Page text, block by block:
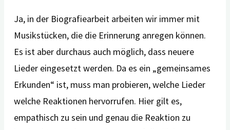
Ja, in der Biografiearbeit arbeiten wir immer mit
Musikstücken, die die Erinnerung anregen können.
Es ist aber durchaus auch möglich, dass neuere
Lieder eingesetzt werden. Da es ein „gemeinsames
Erkunden“ ist, muss man probieren, welche Lieder
welche Reaktionen hervorrufen. Hier gilt es,
empathisch zu sein und genau die Reaktion zu